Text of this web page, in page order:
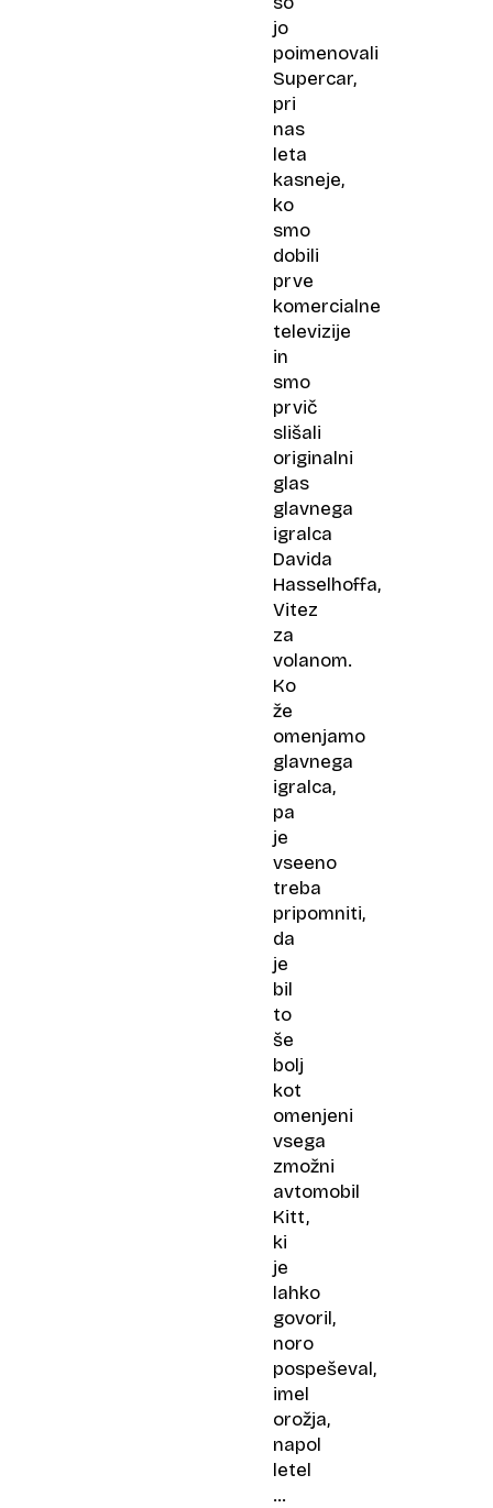
jo
poimenovali
Supercar,
pri
nas
leta
kasneje,
ko
smo
dobili
prve
komercialne
televizije
in
smo
prvič
slišali
originalni
glas
glavnega
igralca
Davida
Hasselhoffa,
Vitez
za
volanom.
Ko
že
omenjamo
glavnega
igralca,
pa
je
vseeno
treba
pripomniti,
da
je
bil
to
še
bolj
kot
omenjeni
vsega
zmožni
avtomobil
Kitt,
ki
je
lahko
govoril,
noro
pospeševal,
imel
orožja,
napol
letel
…